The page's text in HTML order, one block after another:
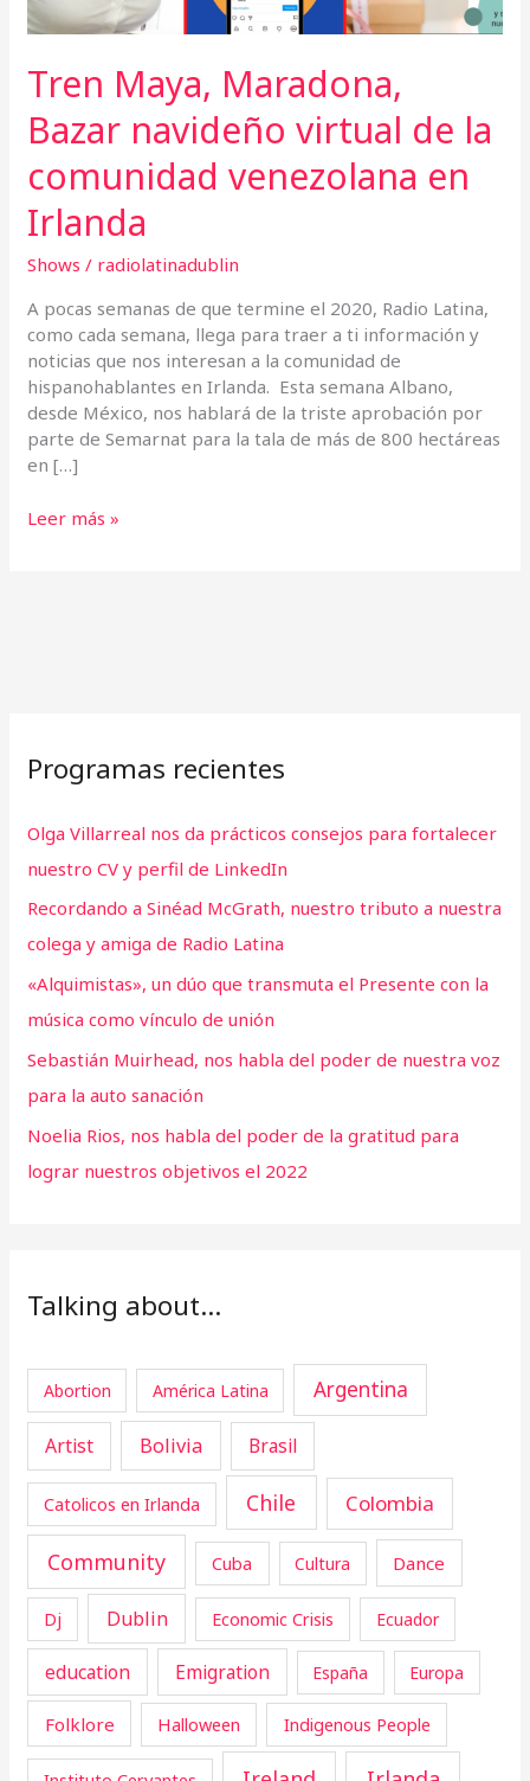
Tren Maya, Maradona,
Bazar navideño virtual de la
comunidad venezolana en
Irlanda
Shows / radiolatinadublin
A pocas semanas de que termine el 2020, Radio Latina,
como cada semana, llega para traer a ti información y
noticias que nos interesan a la comunidad de
hispanohablantes en Irlanda. Esta semana Albano,
desde México, nos hablará de la triste aprobación por
parte de Semarnat para la tala de más de 800 hectáreas
en […]
venezolana
en
Leer más »
Programas recientes
Olga Villarreal nos da prácticos consejos para fortalecer
nuestro CV y perfil de LinkedIn
Recordando a Sinéad McGrath, nuestro tributo a nuestra
colega y amiga de Radio Latina
«Alquimistas», un dúo que transmuta el Presente con la
música como vínculo de unión
Sebastián Muirhead, nos habla del poder de nuestra voz
para la auto sanación
Noelia Rios, nos habla del poder de la gratitud para
lograr nuestros objetivos el 2022
Talking about…
Abortion América Latina Argentina
Artist Bolivia Brasil
Catolicos en Irlanda Chile Colombia
Community Cuba Cultura Dance
Dj Dublin Economic Crisis Ecuador
education Emigration España Europa
Folklore Halloween Indigenous People